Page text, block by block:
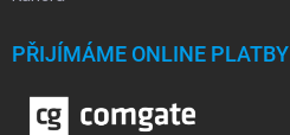
PŘIJÍMÁME ONLINE PLATBY